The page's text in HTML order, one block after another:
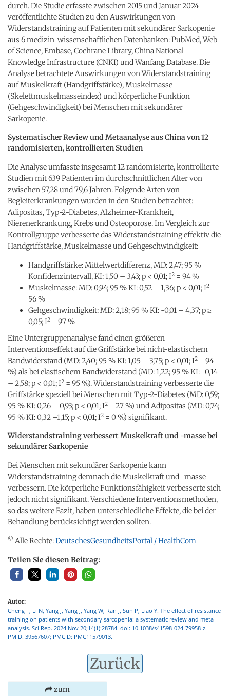
durch. Die Studie erfasste zwischen 2015 und Januar 2024
veröffentlichte Studien zu den Auswirkungen von
Widerstandstraining auf Patienten mit sekundärer Sarkopenie
aus 6 medizin-wissenschaftlichen Datenbanken: PubMed, Web
of Science, Embase, Cochrane Library, China National
Knowledge Infrastructure (CNKI) und Wanfang Database. Die
Analyse betrachtete Auswirkungen von Widerstandstraining
auf Muskelkraft (Handgriffstärke), Muskelmasse
(Skelettmuskelmasseindex) und körperliche Funktion
(Gehgeschwindigkeit) bei Menschen mit sekundärer
Sarkopenie.
Systematischer Review und Metaanalyse aus China von 12
randomisierten, kontrollierten Studien
Die Analyse umfasste insgesamt 12 randomisierte, kontrollierte
Studien mit 639 Patienten im durchschnittlichen Alter von
zwischen 57,28 und 79,6 Jahren. Folgende Arten von
Begleiterkrankungen wurden in den Studien betrachtet:
Adipositas, Typ-2-Diabetes, Alzheimer-Krankheit,
Nierenerkrankung, Krebs und Osteoporose. Im Vergleich zur
Kontrollgruppe verbesserte das Widerstandstraining effektiv die
Handgriffstärke, Muskelmasse und Gehgeschwindigkeit:
Handgriffstärke: Mittelwertdifferenz, MD: 2,47; 95 %
Konfidenzintervall, KI: 1,50 – 3,43; p < 0,01; I2 = 94 %
Muskelmasse: MD: 0,94; 95 % KI: 0,52 – 1,36; p < 0,01; I2 =
56 %
Gehgeschwindigkeit: MD: 2,18; 95 % KI: -0,01 – 4,37; p ≥
0,05; I2 = 97 %
Eine Untergruppenanalyse fand einen größeren
Interventionseffekt auf die Griffstärke bei nicht-elastischem
Bandwiderstand (MD: 2,40; 95 % KI: 1,05 – 3,75; p < 0,01; I2 = 94
%) als bei elastischem Bandwiderstand (MD: 1,22; 95 % KI: -0,14
– 2,58; p < 0,01; I2 = 95 %). Widerstandstraining verbesserte die
Griffstärke speziell bei Menschen mit Typ-2-Diabetes (MD: 0,59;
95 % KI: 0,26 – 0,93; p < 0,01; I2 = 27 %) und Adipositas (MD: 0,74;
95 % KI: 0,32 –1,15; p < 0,01; I2 = 0 %) signifikant.
Widerstandstraining verbessert Muskelkraft und -masse bei
sekundärer Sarkopenie
Bei Menschen mit sekundärer Sarkopenie kann
Widerstandstraining demnach die Muskelkraft und -masse
verbessern. Die körperliche Funktionsfähigkeit verbesserte sich
jedoch nicht signifikant. Verschiedene Interventionsmethoden,
so das weitere Fazit, haben unterschiedliche Effekte, die bei der
Behandlung berücksichtigt werden sollten.
© Alle Rechte:DeutschesGesundheitsPortal / HealthCom
Teilen Sie diesen Beitrag:
Autor:
Cheng F, Li N, Yang J, Yang J, Yang W, Ran J, Sun P, Liao Y. The effect of resistance
training on patients with secondary sarcopenia: a systematic review and meta-
analysis. Sci Rep. 2024 Nov 20;14(1):28784. doi: 10.1038/s41598-024-79958-z.
PMID: 39567607; PMCID: PMC11579013.
Zurück
zum